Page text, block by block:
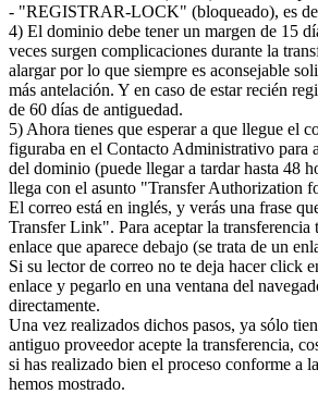
- "REGISTRAR-LOCK" (bloqueado), es
4) El dominio debe tener un margen de 15
veces surgen complicaciones durante la
alargar por lo que siempre es aconsejable
más antelación. Y en caso de estar recién
de 60 días de antiguedad.
5) Ahora tienes que esperar a que llegue el
figuraba en el Contacto Administrativo para
del dominio (puede llegar a tardar hasta 48
llega con el asunto "Transfer Authorization
El correo está en inglés, y verás una frase
Transfer Link". Para aceptar la transferencia
enlace que aparece debajo (se trata de un
Si su lector de correo no te deja hacer click
enlace y pegarlo en una ventana del
directamente.
Una vez realizados dichos pasos, ya sólo
antiguo proveedor acepte la transferencia,
si has realizado bien el proceso conforme a
hemos mostrado.